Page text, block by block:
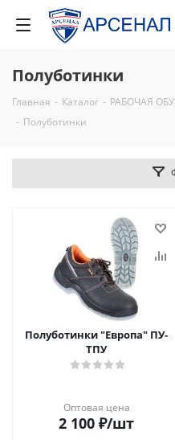
Полуботинки
Главная - Каталог - РАБОЧАЯ
- Полуботинки
Полуботинки "Европа" ПУ-
ТПУ
Оптовая цена
2 100 ₽/шт